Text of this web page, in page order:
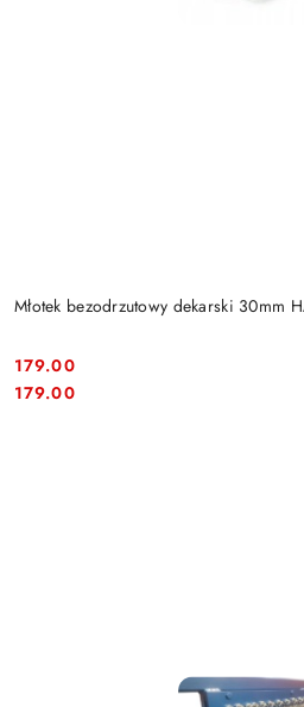
Młotek bezodrzutowy dekarski 30mm
Cena:
179.00
Cena:
179.00